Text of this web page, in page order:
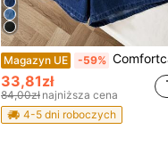
Magazyn UE -59% Comfortcana Damskie spodenki jeansowe z odkrytymi plecami, kombinezon jeansowy, kombinezon jeansowy, kombinezon
33,81zł
84,00zł najniższa cena
4-5 dni roboczych